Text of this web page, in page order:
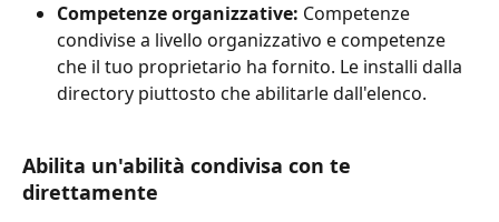
Competenze organizzative: Competenze
condivise a livello organizzativo e competenze
che il tuo proprietario ha fornito. Le installi dalla
directory piuttosto che abilitarle dall'elenco.
Abilita un'abilità condivisa con te
direttamente